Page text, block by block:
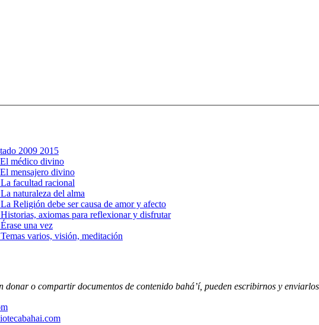
2009 2015
médico divino
mensajero divino
facultad racional
naturaleza del alma
Religión debe ser causa de amor y afecto
axiomas para reflexionar y disfrutar
una vez
varios, visión, meditación
donar o compartir documentos de contenido bahá’í, pueden escribirnos y